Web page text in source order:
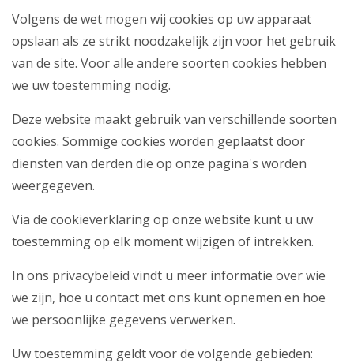
Volgens de wet mogen wij cookies op uw apparaat
opslaan als ze strikt noodzakelijk zijn voor het gebruik
van de site. Voor alle andere soorten cookies hebben
we uw toestemming nodig.
Deze website maakt gebruik van verschillende soorten
cookies. Sommige cookies worden geplaatst door
diensten van derden die op onze pagina's worden
weergegeven.
Via de cookieverklaring op onze website kunt u uw
toestemming op elk moment wijzigen of intrekken.
In ons privacybeleid vindt u meer informatie over wie
we zijn, hoe u contact met ons kunt opnemen en hoe
we persoonlijke gegevens verwerken.
Uw toestemming geldt voor de volgende gebieden: